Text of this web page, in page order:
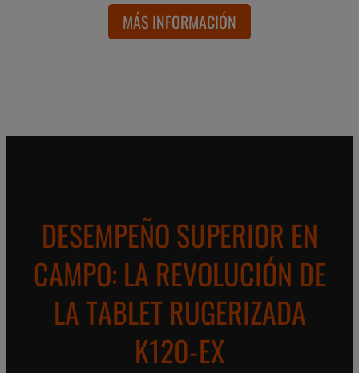
MÁS INFORMACIÓN
DESEMPEÑO SUPERIOR EN
CAMPO: LA REVOLUCIÓN DE
LA TABLET RUGERIZADA
K120-EX